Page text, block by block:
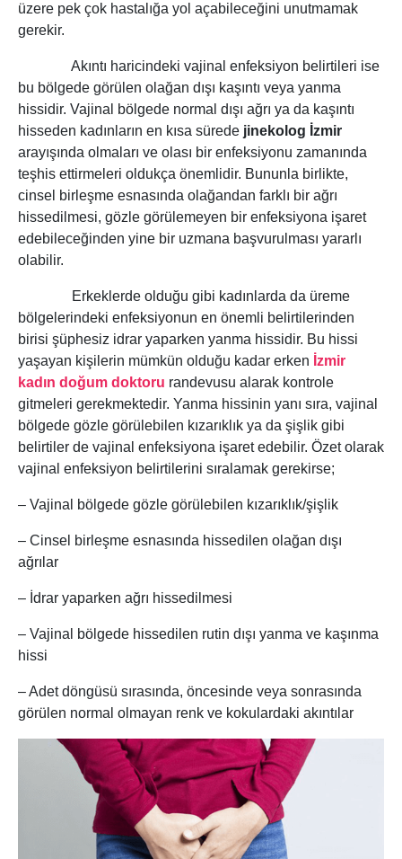
üzere pek çok hastalığa yol açabileceğini unutmamak
gerekir.
Akıntı haricindeki vajinal enfeksiyon belirtileri ise
bu bölgede görülen olağan dışı kaşıntı veya yanma
hissidir. Vajinal bölgede normal dışı ağrı ya da kaşıntı
hisseden kadınların en kısa sürede jinekolog İzmir
arayışında olmaları ve olası bir enfeksiyonu zamanında
teşhis ettirmeleri oldukça önemlidir. Bununla birlikte,
cinsel birleşme esnasında olağandan farklı bir ağrı
hissedilmesi, gözle görülemeyen bir enfeksiyona işaret
edebileceğinden yine bir uzmana başvurulması yararlı
olabilir.
Erkeklerde olduğu gibi kadınlarda da üreme
bölgelerindeki enfeksiyonun en önemli belirtilerinden
birisi şüphesiz idrar yaparken yanma hissidir. Bu hissi
yaşayan kişilerin mümkün olduğu kadar erken İzmir
kadın doğum doktoru randevusu alarak kontrole
gitmeleri gerekmektedir. Yanma hissinin yanı sıra, vajinal
bölgede gözle görülebilen kızarıklık ya da şişlik gibi
belirtiler de vajinal enfeksiyona işaret edebilir. Özet olarak
vajinal enfeksiyon belirtilerini sıralamak gerekirse;
– Vajinal bölgede gözle görülebilen kızarıklık/şişlik
– Cinsel birleşme esnasında hissedilen olağan dışı
ağrılar
– İdrar yaparken ağrı hissedilmesi
– Vajinal bölgede hissedilen rutin dışı yanma ve kaşınma
hissi
– Adet döngüsü sırasında, öncesinde veya sonrasında
görülen normal olmayan renk ve kokulardaki akıntılar